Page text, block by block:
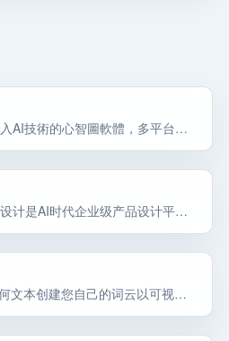
GitMind 是一款融入AI技術的心智圖軟體，多平台數據自動儲存實時同步，支援AI自動產生心智圖，文檔轉為心智圖，自由地編輯心智圖和大綱，支援團隊實時協作。可用於制定項目計劃、做筆記、流程圖和組織架構圖等圖表。
MasterGo：/莫高设计是AI时代企业级产品设计平台，贯穿产品设计研发的全链条在线协作工具,是可协作的在线sketch、国内版figma，
TagCrowd：从任何文本创建您自己的词云以可视化词频。